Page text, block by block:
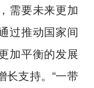
需要未来更加
过推动国家间
加平衡的发展
长支持。“一带